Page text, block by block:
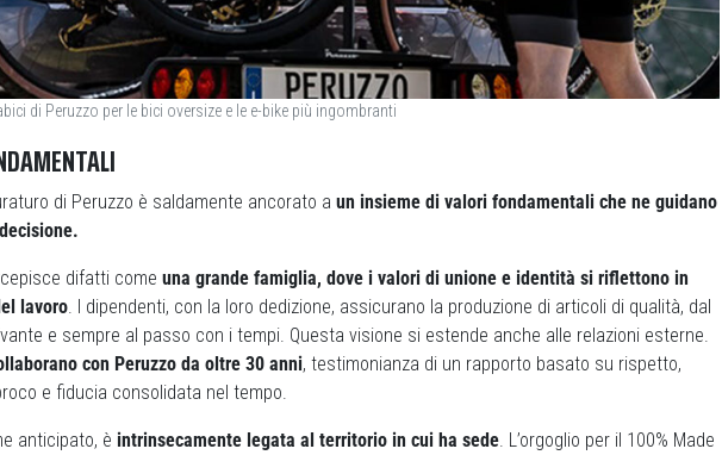
di Peruzzo per le bici oversize e le e-bike più ingombranti
di Peruzzo è saldamente ancorato a un insieme di valori fondamentali che ne guidano
difatti come una grande famiglia, dove i valori di unione e identità si riflettono in
lavoro. I dipendenti, con la loro dedizione, assicurano la produzione di articoli di qualità, dal
e sempre al passo con i tempi. Questa visione si estende anche alle relazioni esterne.
con Peruzzo da oltre 30 anni, testimonianza di un rapporto basato su rispetto,
e fiducia consolidata nel tempo.
anticipato, è intrinsecamente legata al territorio in cui ha sede. L’orgoglio per il 100% Made